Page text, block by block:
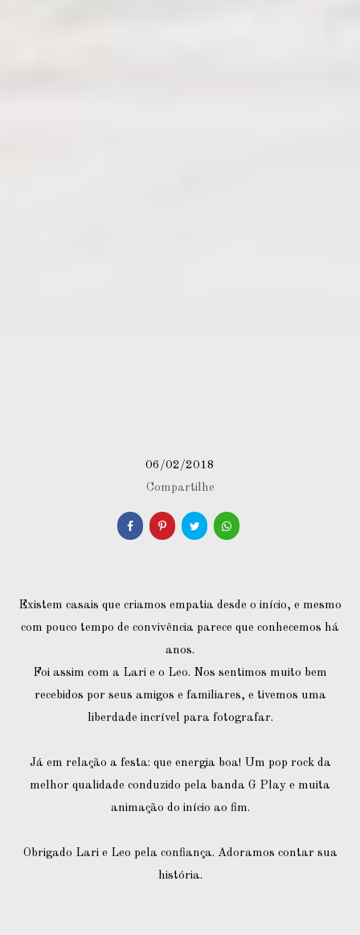
06/02/2018
Compartilhe
Existem casais que criamos empatia desde o início, e mesmo
com pouco tempo de convivência parece que conhecemos há
anos.
Foi assim com a Lari e o Leo. Nos sentimos muito bem
recebidos por seus amigos e familiares, e tivemos uma
liberdade incrível para fotografar.
Já em relação a festa: que energia boa! Um pop rock da
melhor qualidade conduzido pela banda G Play e muita
animação do início ao fim.
Obrigado Lari e Leo pela confiança. Adoramos contar sua
história.